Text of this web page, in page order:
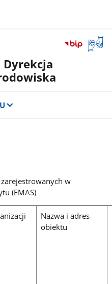
okno
Dyrekcja
w
(EMAS)
Nazwa i adres
obiektu